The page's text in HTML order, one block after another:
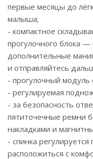
первые месяцы до
малыша;
- компактное
прогулочного блока
дополнительные
и отправляйтесь
- прогулочный модуль
- регулируемая
- за безопасность
пятиточечные ремни
накладками и
- спинка
расположиться с